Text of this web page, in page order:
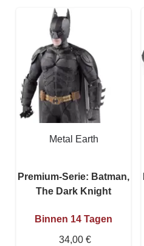
Metal Earth
Premium-Serie: Batman,
The Dark Knight
Binnen 14 Tagen
34,00 €